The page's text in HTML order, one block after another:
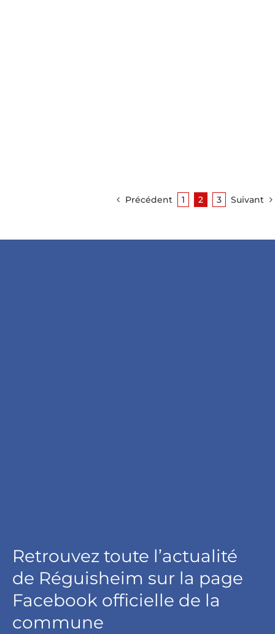
Précédent 1 2 3 Suivant
Retrouvez toute l’actualité
de Réguisheim sur la page
Facebook officielle de la
commune